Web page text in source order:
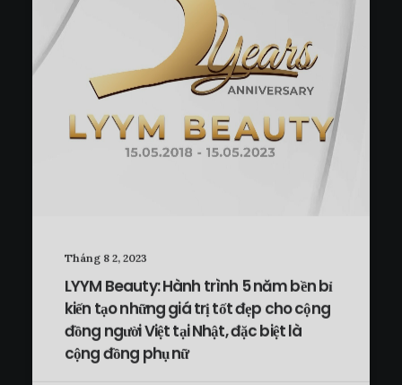
LYYM Beauty: Hành trình 5 năm bền bỉ
kiến tạo những giá trị tốt đẹp cho cộng
đồng người Việt tại Nhật, đặc biệt là
cộng đồng phụ nữ